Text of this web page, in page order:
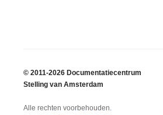
© 2011-2026 Documentatiecentrum
Stelling van Amsterdam
Alle rechten voorbehouden.